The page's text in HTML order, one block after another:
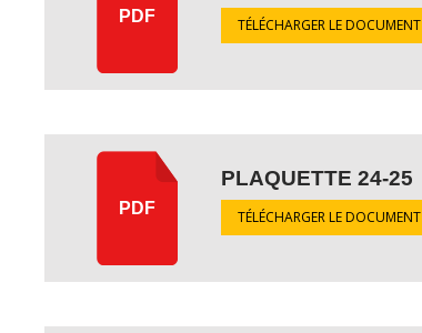
PDF TÉLÉCHARGER LE DOCUMENT
PDF
PLAQUETTE 24-25
TÉLÉCHARGER LE DOCUMENT